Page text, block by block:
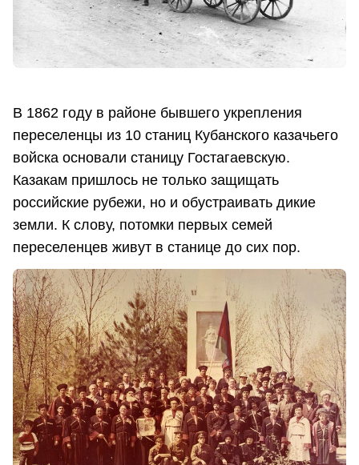
В 1862 году в районе бывшего укрепления
переселенцы из 10 станиц Кубанского казачьего
войска основали станицу Гостагаевскую.
Казакам пришлось не только защищать
российские рубежи, но и обустраивать дикие
земли. К слову, потомки первых семей
переселенцев живут в станице до сих пор.